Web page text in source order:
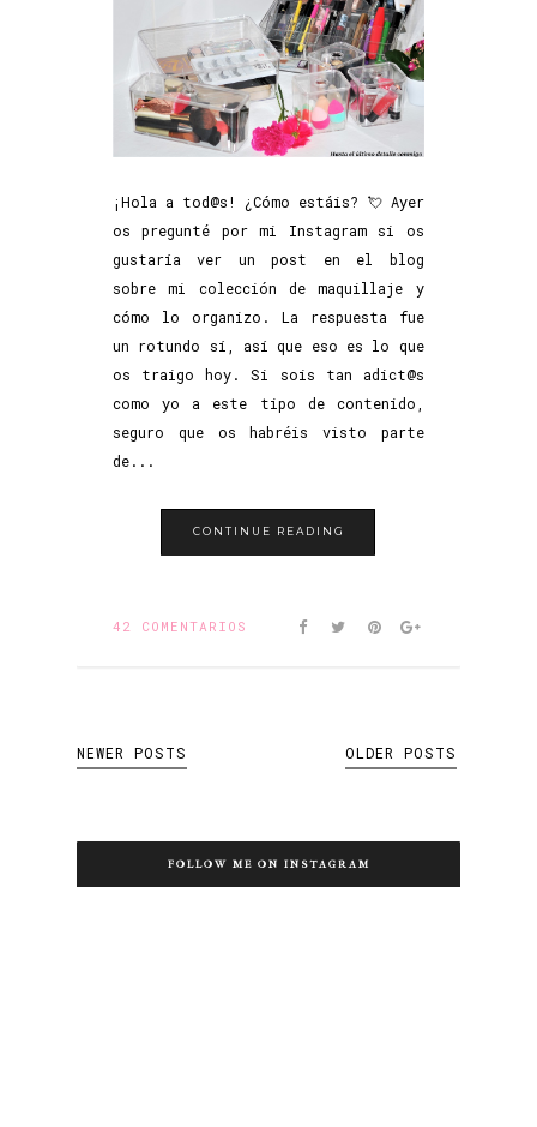
¡Hola a tod@s! ¿Cómo estáis? 💘 Ayer
os pregunté por mi Instagram si os
gustaría ver un post en el blog
sobre mi colección de maquillaje y
cómo lo organizo. La respuesta fue
un rotundo sí, así que eso es lo que
os traigo hoy. Si sois tan adict@s
como yo a este tipo de contenido,
seguro que os habréis visto parte
de...
CONTINUE READING
42 COMENTARIOS
NEWER POSTS OLDER POSTS
FOLLOW ME ON INSTAGRAM